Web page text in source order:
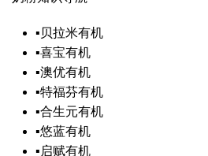
▪贝拉米有机
▪喜宝有机
▪澳优有机
▪特福芬有机
▪合生元有机
▪悠蓝有机
▪ 启赋有机